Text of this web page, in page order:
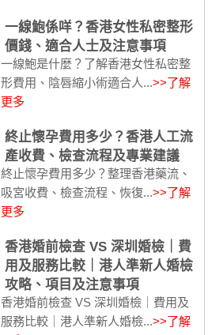
一線鮑係咩？香港女性私密整形
價錢、適合人士及注意事項
一線鮑是什麼？了解香港女性私密整
形費用、陰唇縮小術適合人...>>了解
更多
終止懷孕費用多少？香港人工流
產收費、檢查流程及專業建議
終止懷孕費用多少？整理香港藥流、
吸宮收費、檢查流程、恢復...>>了解
更多
香港婚前檢查 VS 深圳婚檢｜費
用及服務比較｜港人準新人婚檢
攻略、項目及注意事項
香港婚前檢查 VS 深圳婚檢｜費用及
服務比較｜港人準新人婚檢...>>了解